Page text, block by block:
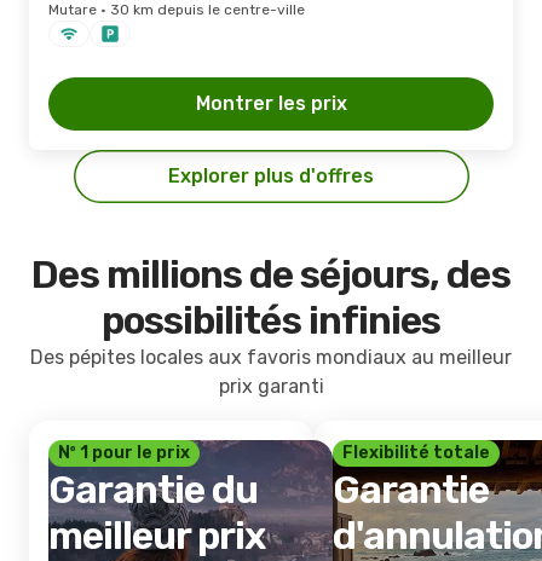
Mutare · 30 km depuis le centre-ville
Montrer les prix
Explorer plus d'offres
Des millions de séjours, des
possibilités infinies
Des pépites locales aux favoris mondiaux au meilleur
prix garanti
Nº 1 pour le prix
Garantie du
meilleur prix
Flexibilité totale
Garantie